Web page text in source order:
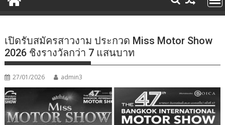
เปิดรับสมัครสาวงาม ประกวด Miss Motor Show
2026 ชิงรางวัลกว่า 7 แสนบาท
27/01/2026 admin3